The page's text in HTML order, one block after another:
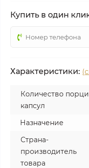
Купить в один
Характеристики:
Количество
капсул
Назначение
Страна-
производитель
товара